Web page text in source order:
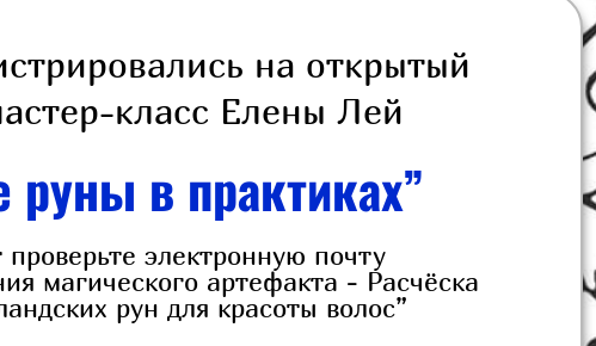
на открытый
класс Елены Лей
в практиках”
электронную почту
магического артефакта - Расчёска
рун для красоты волос”